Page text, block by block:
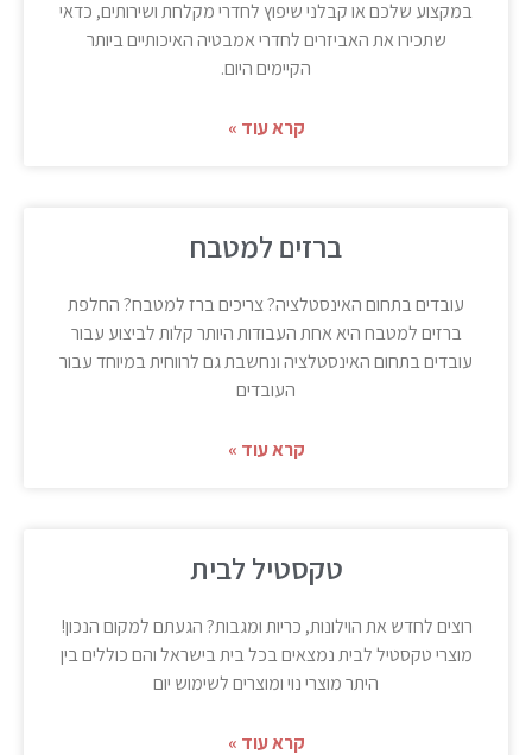
במקצוע שלכם או קבלני שיפוץ לחדרי מקלחת ושירותים, כדאי
שתכירו את האביזרים לחדרי אמבטיה האיכותיים ביותר
הקיימים היום.
קרא עוד »
ברזים למטבח
עובדים בתחום האינסטלציה? צריכים ברז למטבח? החלפת
ברזים למטבח היא אחת העבודות היותר קלות לביצוע עבור
עובדים בתחום האינסטלציה ונחשבת גם לרווחית במיוחד עבור
העובדים
קרא עוד »
טקסטיל לבית
רוצים לחדש את הוילונות, כריות ומגבות? הגעתם למקום הנכון!
מוצרי טקסטיל לבית נמצאים בכל בית בישראל והם כוללים בין
היתר מוצרי נוי ומוצרים לשימוש יום
קרא עוד »